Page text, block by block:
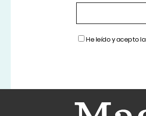
He leído y acepto la